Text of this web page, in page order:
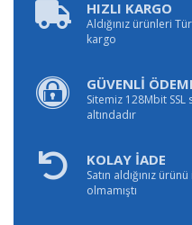
HIZLI KARGO
Aldığınız ürünleri
kargo
GÜVENLİ
Sitemiz 128Mbit
altındadır
KOLAY İADE
Satın aldığınız
olmamıştı